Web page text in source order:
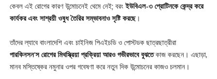
কেবল এই রোগের কারণ উন্মোচনেই থেমে নেই; বরংইউবিএল-৩ প্রোটিনকে কেন্দ্র করে
কার্যকর এবং সাশ্রয়ী ওষুধ তৈরির সম্ভাবনাও সৃষ্টি করছে।
তাঁদের ল্যাবে বাংলাদেশি এবং চাইনিজ পিএইচডি ও পোস্টডক ছাত্রছাত্রীরা
পারকিনসন’স রোগের মিথস্ক্রিয়া প্রক্রিয়া আরও গভীরভাবে বুঝতেকাজ করছেন। এছাড়া,
মানব মস্তিষ্কের নমুনার ওপর গবেষণা করে নতুন দিক উন্মোচনের কাজও চলমান।